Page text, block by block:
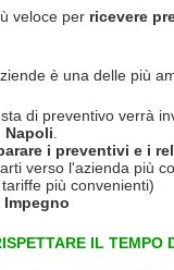
veloce per ricevere
è una delle più
di preventivo verrà
Napoli
i preventivi e i
verso l'azienda più
più convenienti)
Impegno
IL TEMPO